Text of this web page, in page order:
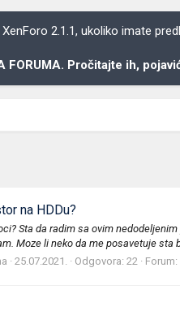
2.1.1, ukoliko imate
FORUMA. Pročitajte ih,
na HDDu?
Sta da radim sa ovim
Moze li neko da me posavetuje sta
25.07.2021. Odgovora: 22 Forum: